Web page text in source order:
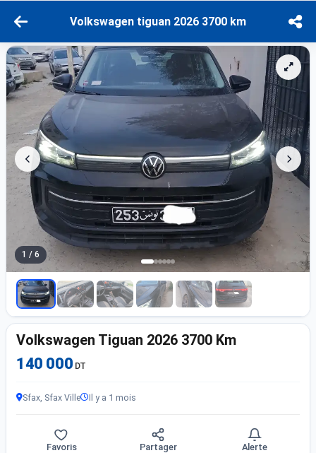
Volkswagen tiguan 2026 3700 km
1 / 6
Volkswagen Tiguan 2026 3700 Km
140 000 DT
Sfax, Sfax Ville Il y a 1 mois
Favoris Partager Alerte